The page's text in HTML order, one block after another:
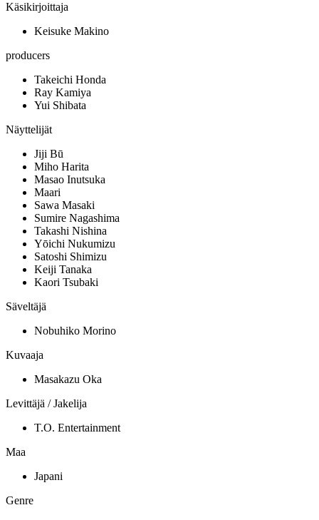
Käsikirjoittaja
Keisuke Makino
producers
Takeichi Honda
Ray Kamiya
Yui Shibata
Näyttelijät
Jiji Bū
Miho Harita
Masao Inutsuka
Maari
Sawa Masaki
Sumire Nagashima
Takashi Nishina
Yōichi Nukumizu
Satoshi Shimizu
Keiji Tanaka
Kaori Tsubaki
Säveltäjä
Nobuhiko Morino
Kuvaaja
Masakazu Oka
Levittäjä / Jakelija
T.O. Entertainment
Maa
Japani
Genre